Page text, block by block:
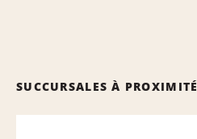
SUCCURSALES À PROXIMITÉ